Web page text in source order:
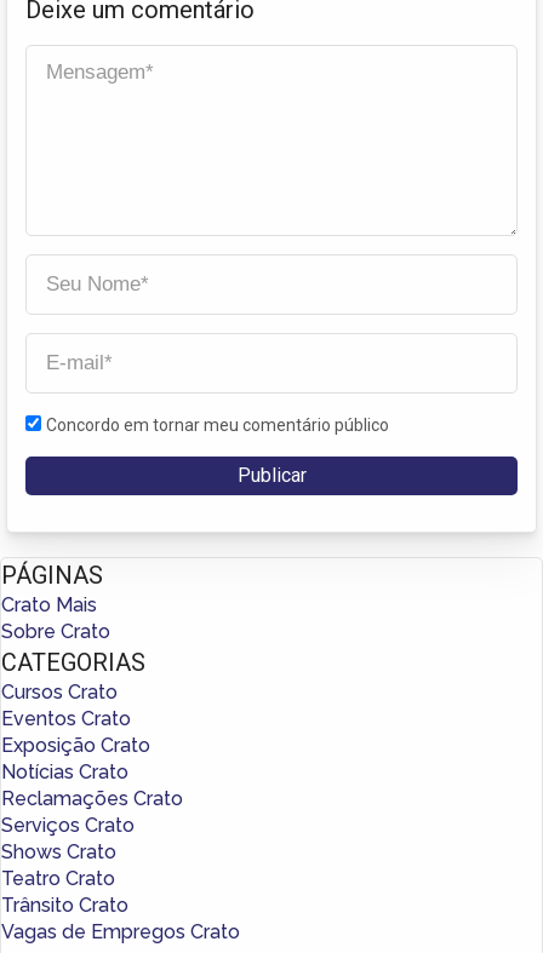
Deixe um comentário
Concordo em tornar meu comentário público
PÁGINAS
Crato Mais
Sobre Crato
CATEGORIAS
Cursos Crato
Eventos Crato
Exposição Crato
Notícias Crato
Reclamações Crato
Serviços Crato
Shows Crato
Teatro Crato
Trânsito Crato
Vagas de Empregos Crato